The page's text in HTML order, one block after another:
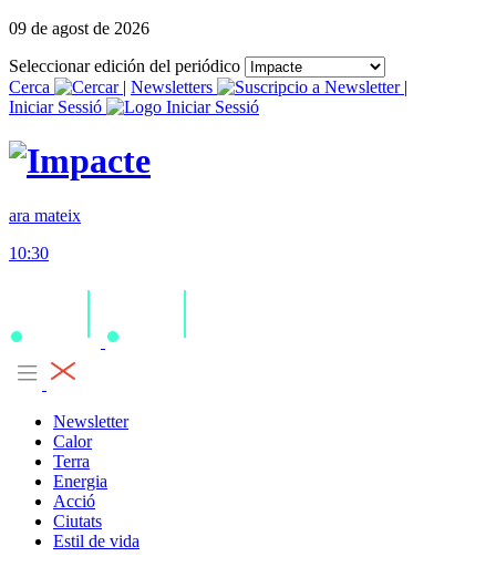
09 de agost de 2026
Seleccionar edición del periódico
Cerca
| Newsletters
|
Iniciar Sessió
ara mateix
10:30
Newsletter
Calor
Terra
Energia
Acció
Ciutats
Estil de vida